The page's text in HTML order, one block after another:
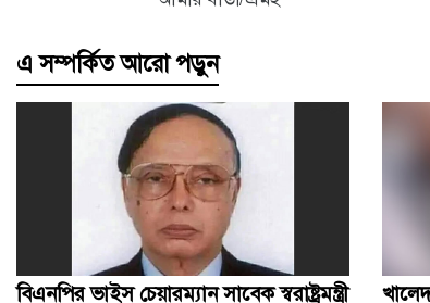
এ সম্পর্কিত আরো পড়ুন
বিএনপির ভাইস চেয়ারম্যান সাবেক স্বরাষ্ট্রমন্ত্রী